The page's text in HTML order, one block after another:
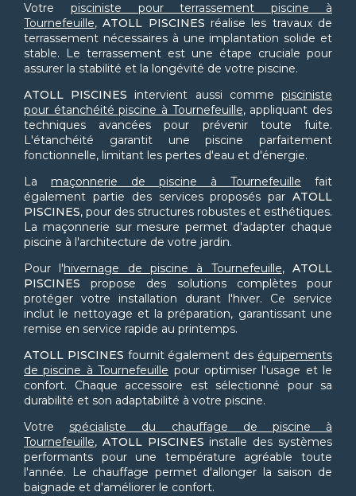
Votre pisciniste pour terrassement piscine à
Tournefeuille,ATOLL PISCINES réalise les travaux de
terrassement nécessaires à une implantation solide et
stable. Le terrassement est une étape cruciale pour
assurer la stabilité et la longévité de votre piscine.
ATOLL PISCINES intervient aussi commepisciniste
pour étanchéité piscine à Tournefeuille, appliquant des
techniques avancées pour prévenir toute fuite.
L'étanchéité garantit une piscine parfaitement
fonctionnelle, limitant les pertes d'eau et d'énergie.
La maçonnerie de piscine à Tournefeuille fait
également partie des services proposés par ATOLL
PISCINES, pour des structures robustes et esthétiques.
La maçonnerie sur mesure permet d'adapter chaque
piscine à l'architecture de votre jardin.
Pour l'hivernage de piscine à Tournefeuille,ATOLL
PISCINES propose des solutions complètes pour
protéger votre installation durant l'hiver. Ce service
inclut le nettoyage et la préparation, garantissant une
remise en service rapide au printemps.
ATOLL PISCINES fournit également des équipements
de piscine à Tournefeuille pour optimiser l'usage et le
confort. Chaque accessoire est sélectionné pour sa
durabilité et son adaptabilité à votre piscine.
Votre spécialiste du chauffage de piscine à
Tournefeuille, ATOLL PISCINES installe des systèmes
performants pour une température agréable toute
l'année. Le chauffage permet d'allonger la saison de
baignade et d'améliorer le confort.